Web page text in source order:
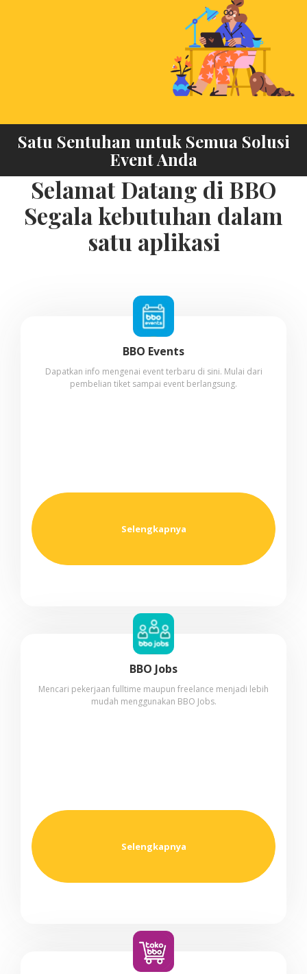
keyboard_arrow_down
Satu Sentuhan untuk Semua Solusi
Event Anda
Selamat Datang di BBO
Segala kebutuhan dalam
satu aplikasi
BBO Events
Dapatkan info mengenai event terbaru di sini. Mulai dari
pembelian tiket sampai event berlangsung.
Selengkapnya
BBO Jobs
Mencari pekerjaan fulltime maupun freelance menjadi lebih
mudah menggunakan BBO Jobs.
Selengkapnya